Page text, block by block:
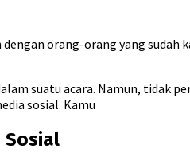
orang-orang yang
suatu acara. Namun, tidak
sosial. Kamu
Sosial